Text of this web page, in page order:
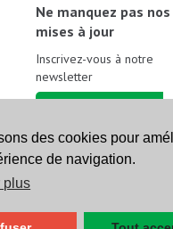
des cookies pour
de navigation.
plus
Ne manquez pas nos
mises à jour
Inscrivez-vous à notre
newsletter
Suivez-nous sur les